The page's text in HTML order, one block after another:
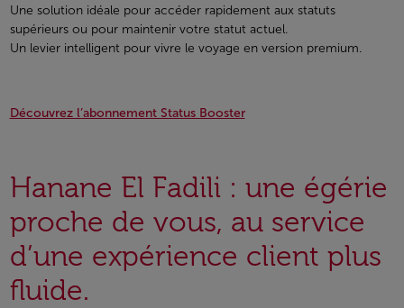
Une solution idéale pour accéder rapidement aux statuts
supérieurs ou pour maintenir votre statut actuel.
Un levier intelligent pour vivre le voyage en version premium.
Découvrez l’abonnement Status Booster
Hanane El Fadili : une égérie
proche de vous, au service
d’une expérience client plus
fluide.